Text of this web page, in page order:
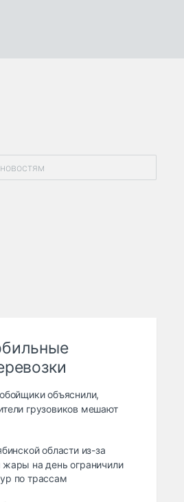
объяснили,
грузовиков мешают
области из-за
жары на день ограничили
по трассам